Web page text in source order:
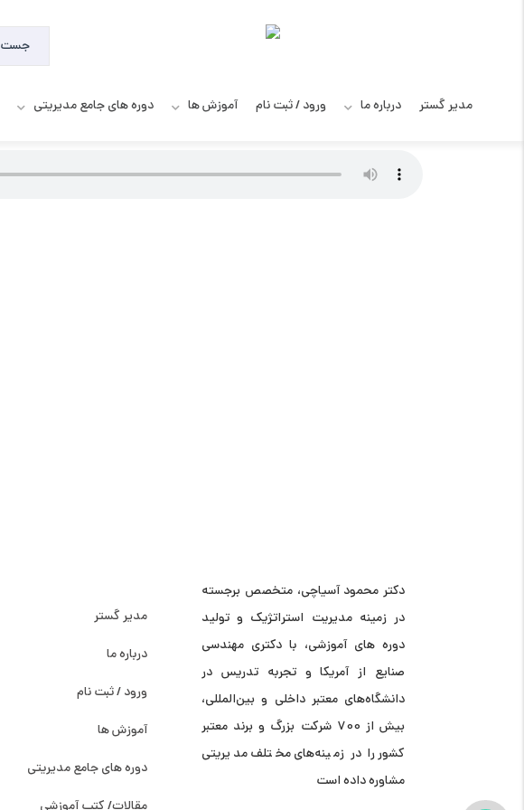
مدیر گستر درباره ما ورود / ثبت نام آموزش ها دوره های جامع مدیریتی
دکتر محمود آسیاچی، متخصص برجسته
در زمینه مدیریت استراتژیک و تولید
دوره های آموزشی، با دکتری مهندسی
صنایع از آمریکا و تجربه تدریس در
دانشگاه‌های معتبر داخلی و بین‌المللی،
بیش از 700 شرکت بزرگ و برند معتبر
کشور را در زمینه‌های مختلف مدیریتی
مشاوره داده است
مدیر گستر
درباره ما
ورود / ثبت نام
آموزش ها
دوره های جامع مدیریتی